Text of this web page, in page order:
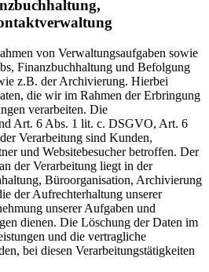
von Verwaltungsaufgaben sowie
Finanzbuchhaltung und Befolgung
z.B. der Archivierung. Hierbei
die wir im Rahmen der Erbringung
verarbeiten. Die
Art. 6 Abs. 1 lit. c. DSGVO, Art. 6
Verarbeitung sind Kunden,
und Websitebesucher betroffen. Der
der Verarbeitung liegt in der
Büroorganisation, Archivierung
der Aufrechterhaltung unserer
unserer Aufgaben und
dienen. Die Löschung der Daten im
und die vertragliche
bei diesen Verarbeitungstätigkeiten